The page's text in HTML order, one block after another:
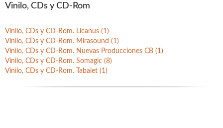
FILTRADO POR:
MATERIAS
Arqueología
Vinilo, CDs y CD-Rom
Vinilo, CDs y CD-Rom. Licanus (1)
Vinilo, CDs y CD-Rom. Mirasound (1)
Vinilo, CDs y CD-Rom. Nuevas Producciones CB (1)
Vinilo, CDs y CD-Rom. Somagic (8)
Vinilo, CDs y CD-Rom. Tabalet (1)